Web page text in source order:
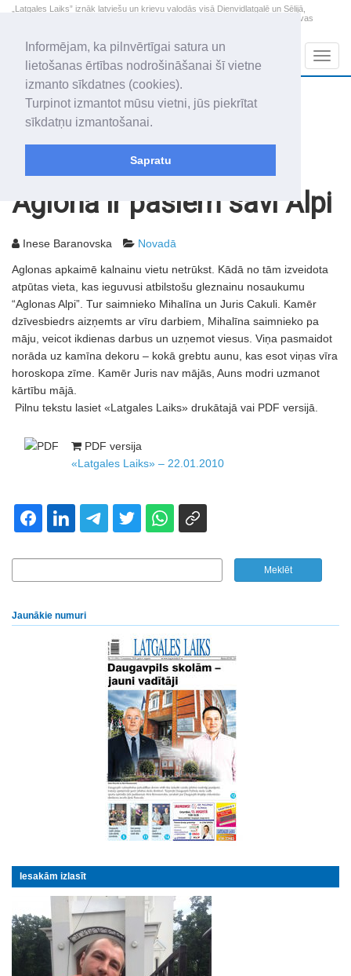
Informējam, ka pilnvērtīgai satura un
lietošanas ērtības nodrošināšanai šī vietne
izmanto sīkdatnes (cookies).
Turpinot izmantot mūsu vietni, jūs piekrītat
sīkdatņu izmantošanai.
Sapratu
„Latgales Laiks” iznāk latviešu un krievu valodās visā Dienvidlatgalē un Sēlijā,
„Latgales Laiks” latviešu valodā aptver Daugavpils valstspilsētu, Augšdaugavas
2026. gada 7. augusts
Piektdiena
Alfrēds, Fredis, Madars
+19.2
Aglonā ir pašiem savi Alpi
Inese Baranovska Novadā
Aglonas apkaimē kalnainu vietu netrūkst. Kādā no tām izveidota
atpūtas vieta, kas ieguvusi atbilstošu gleznainu nosaukumu
“Aglonas Alpi”. Tur saimnieko Mihalīna un Juris Cakuli. Kamēr
dzīvesbiedrs aizņemts ar vīru darbiem, Mihalīna saimnieko pa
māju, veicot ikdienas darbus un uzņemot viesus. Viņa pasmaidot
norāda uz kamīna dekoru – kokā grebtu aunu, kas esot viņas vīra
horoskopa zīme. Kamēr Juris nav mājās, Auns modri uzmanot
kārtību mājā.
Pilnu tekstu lasiet «Latgales Laiks» drukātajā vai PDF versijā.
PDF versija
«Latgales Laiks» – 22.01.2010
Jaunākie numuri
Iesakām izlasīt